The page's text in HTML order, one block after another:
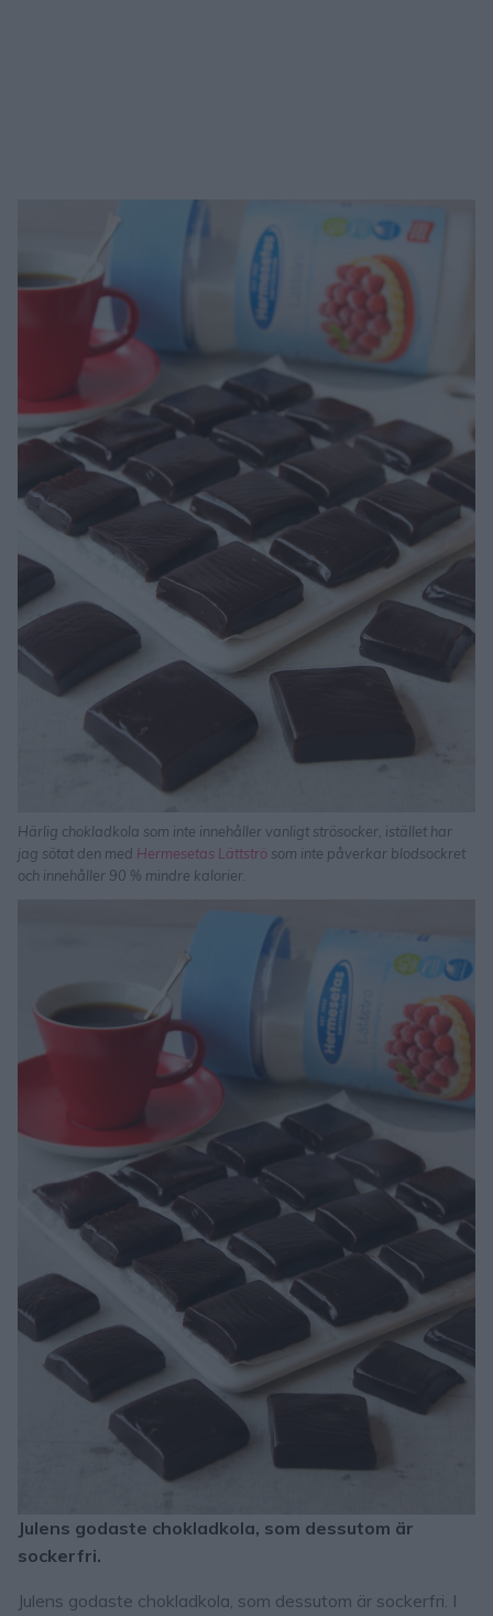
Härlig chokladkola som inte innehåller vanligt strösocker, istället har
jag sötat den med Hermesetas Lättströ som inte påverkar blodsockret
och innehåller 90 % mindre kalorier.
Julens godaste chokladkola, som dessutom är
sockerfri.
Julens godaste chokladkola, som dessutom är sockerfri. I